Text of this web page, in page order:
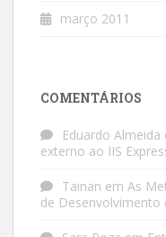
março 2011
COMENTÁRIOS
Eduardo Almeida
externo ao IIS
Tainan em As
de Desenvolvimento